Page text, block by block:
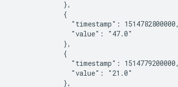
                },
                {
                  "timestamp": 1514782800000,
                  "value": "47.0"
                },
                {
                  "timestamp": 1514779200000,
                  "value": "21.0"
                },